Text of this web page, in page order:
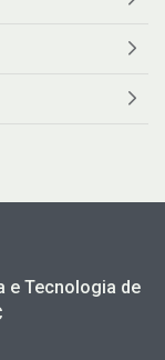
e Tecnologia de